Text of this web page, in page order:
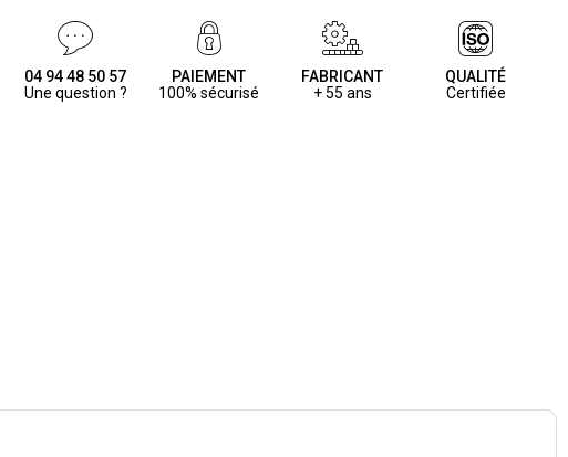
04 94 48 50 57
Une question ?
PAIEMENT
100% sécurisé
FABRICANT
+ 55 ans
QUALITÉ
Certifiée